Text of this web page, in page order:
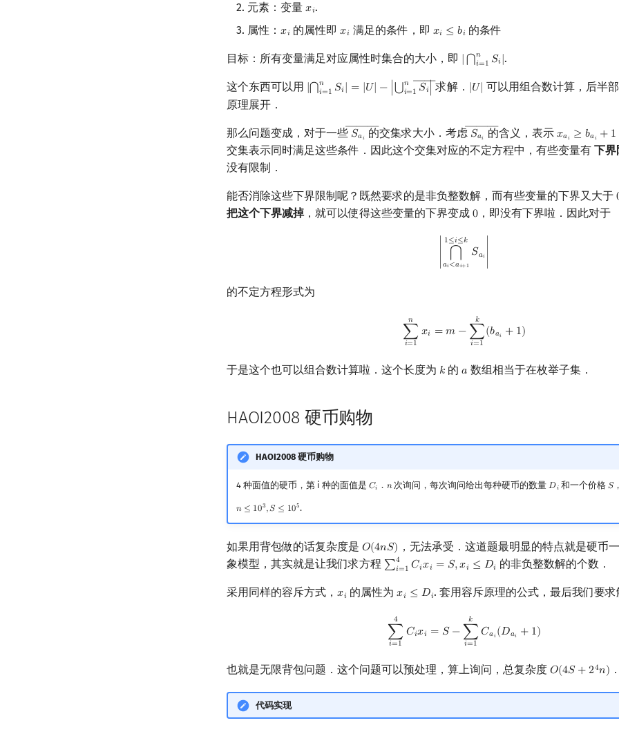
元素：变量 𝑥𝑖
xi.
属性： 𝑥𝑖
xi 的属性即𝑥𝑖
xi 满足的条件，即 𝑥𝑖 ≤ 𝑏𝑖
xi≤b i 的条件
目标：所有变量满足对应属性时集合的大小，即 |⋂𝑛
𝑖=1 𝑆𝑖|
⋂i=1 nS |.
这个东西可以用 |⋂𝑛
𝑖=1 𝑆𝑖| = |𝑈| − ⋃𝑛
𝑖=1
――
𝑆𝑖
| ⋂i=1 nS |= U| −|⋃ i=1nSi― 求解． |𝑈|
|U 可以用组合数计算，后半
原理展开．
那么问题变成，对于一些―――
𝑆𝑎𝑖
Sai ―
的交集求大小．考虑―――
𝑆𝑎𝑖
Sai ―
的含义，表示 𝑥𝑎𝑖 ≥ 𝑏𝑎𝑖 + 1
xai ≥b ai+ 1
交集表示同时满足这些条件．因此这个交集对应的不定方程中，有些变量有 下界
没有限制．
能否消除这些下界限制呢？既然要求的是非负整数解，而有些变量的下界又大于
把这个下界减掉，就可以使得这些变量的下界变成 0
0 ，即没有下界啦．因此对于
1≤𝑖≤𝑘
𝑎𝑖<𝑎𝑖+1
𝑆𝑎𝑖
<ai+11
的不定方程形式为
𝑛
∑
𝑖=1
𝑥𝑖 = 𝑚 −
𝑘
∑
𝑖=1
(𝑏𝑎𝑖 + 1)
∑i= i=1k
于是这个也可以组合数计算啦．这个长度为 𝑘
k 的𝑎
a 数组相当于在枚举子集．
HAOI2008 硬币购物
HAOI2008 硬币购物
4 种面值的硬币，第 i 种的面值是 𝐶𝑖
Ci ． 𝑛
n次询问，每次询问给出每种硬币的数量 𝐷𝑖
Di 和一个价格 𝑆
S
𝑛 ≤ 103,𝑆 ≤ 105
n≤103,S≤105 .
如果用背包做的话复杂度是 𝑂(4𝑛𝑆)
O(4nS)
，无法承受．这道题最明显的特点就是硬币
象模型，其实就是让我们求方程 ∑4
𝑖=1 𝐶𝑖𝑥𝑖 = 𝑆,𝑥𝑖 ≤ 𝐷𝑖
∑i=14 Cixi= S,x i≤Di 的非负整数解的个数．
采用同样的容斥方式， 𝑥𝑖
xi 的属性为𝑥𝑖 ≤ 𝐷𝑖
xi≤D i . 套用容斥原理的公式，最后我们要求
4
∑
𝑖=1
𝐶𝑖𝑥𝑖 = 𝑆 −
𝑘
∑
𝑖=1
𝐶𝑎𝑖 (𝐷𝑎𝑖 + 1)
∑ i=1k
也就是无限背包问题．这个问题可以预处理，算上询问，总复杂度 𝑂(4𝑆 +24𝑛)
O(4S+ 24n) ．
代码实现